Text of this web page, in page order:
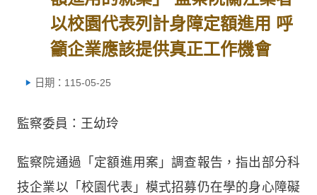
以校園代表列計身障定額進用 呼
籲企業應該提供真正工作機會
日期：115-05-25
監察委員：王幼玲
監察院通過「定額進用案」調查報告，指出部分科
技企業以「校園代表」模式招募仍在學的身心障礙